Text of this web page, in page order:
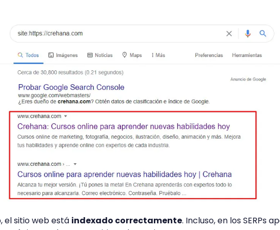
el sitio web está indexado correctamente. Incluso, en los SERPs